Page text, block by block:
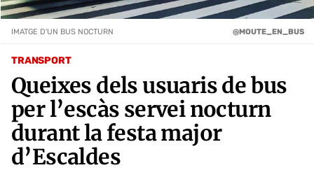
TRANSPORT
Queixes dels usuaris de bus
per l’escàs servei nocturn
durant la festa major
d’Escaldes
IMATGE D'UN BUS NOCTURN @MOUTE_EN_BUS